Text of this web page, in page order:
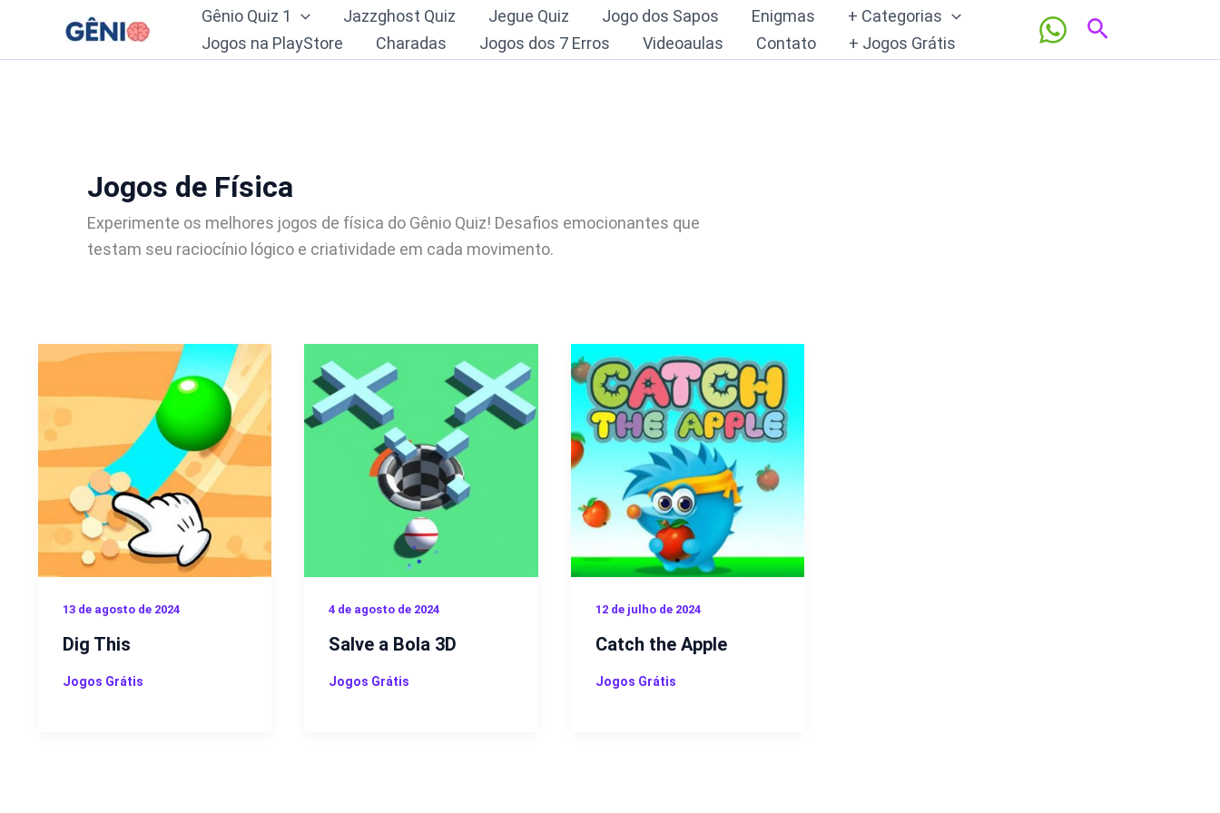
o
Gênio Quiz 1 Jazzghost Quiz Jegue Quiz Jogo dos Sapos Enigmas
+ Categorias
Jogos na PlayStore
Charadas Jogos dos 7 Erros Videoaulas Contato + Jogos Grátis
Pesquisar
Jogos de Física
Experimente os melhores jogos de física do Gênio Quiz! Desafios emocionantes que
testam seu raciocínio lógico e criatividade em cada movimento.
13 de agosto de 2024
Dig This
Jogos Grátis
4 de agosto de 2024
Salve a Bola 3D
Jogos Grátis
12 de julho de 2024
Catch the Apple
Jogos Grátis